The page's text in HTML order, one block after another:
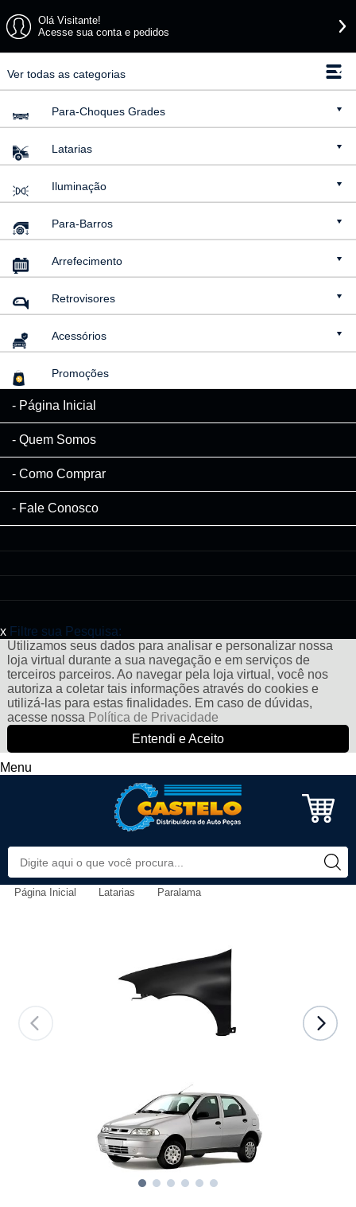
Olá Visitante!
Acesse sua conta e pedidos
Ver todas as categorias
Para-Choques Grades
Latarias
Iluminação
Para-Barros
Arrefecimento
Retrovisores
Acessórios
Promoções
Página Inicial
Quem Somos
Como Comprar
Fale Conosco
x Filtre sua Pesquisa:
Utilizamos seus dados para analisar e personalizar nossa
loja virtual durante a sua navegação e em serviços de
terceiros parceiros. Ao navegar pela loja virtual, você nos
autoriza a coletar tais informações através do cookies e
utilizá-las para estas finalidades. Em caso de dúvidas,
acesse nossa Política de Privacidade
Entendi e Aceito
Menu
Página Inicial Latarias Paralama